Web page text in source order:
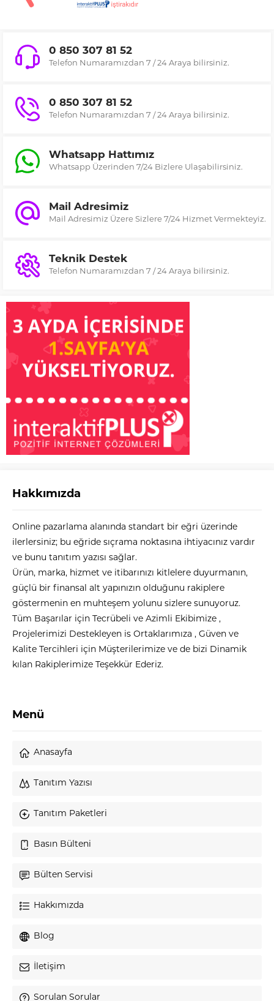
0 850 307 81 52
Telefon Numaramızdan 7 / 24 Araya bilirsiniz.
0 850 307 81 52
Telefon Numaramızdan 7 / 24 Araya bilirsiniz.
Whatsapp Hattımız
Whatsapp Üzerinden 7/24 Bizlere Ulaşabilirsiniz.
Mail Adresimiz
Mail Adresimiz Üzere Sizlere 7/24 Hizmet Vermekteyiz.
Teknik Destek
Telefon Numaramızdan 7 / 24 Araya bilirsiniz.
Hakkımızda
Online pazarlama alanında standart bir eğri üzerinde
ilerlersiniz; bu eğride sıçrama noktasına ihtiyacınız vardır
ve bunu tanıtım yazısı sağlar.
Ürün, marka, hizmet ve itibarınızı kitlelere duyurmanın,
güçlü bir finansal alt yapınızın olduğunu rakiplere
göstermenin en muhteşem yolunu sizlere sunuyoruz.
Tüm Başarılar için Tecrübeli ve Azimli Ekibimize ,
Projelerimizi Destekleyen is Ortaklarımıza , Güven ve
Kalite Tercihleri için Müşterilerimize ve de bizi Dinamik
kılan Rakiplerimize Teşekkür Ederiz.
Menü
Anasayfa
Tanıtım Yazısı
Tanıtım Paketleri
Basın Bülteni
Bülten Servisi
Hakkımızda
Blog
İletişim
Sorulan Sorular